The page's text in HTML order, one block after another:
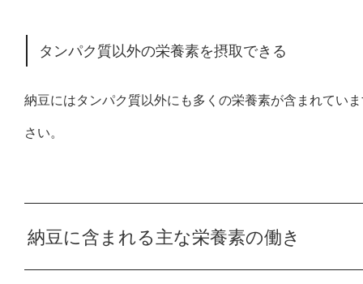
タンパク質以外の栄養素を摂取できる
納豆にはタンパク質以外にも多くの栄養素が含まれてい
さい。
納豆に含まれる主な栄養素の働き